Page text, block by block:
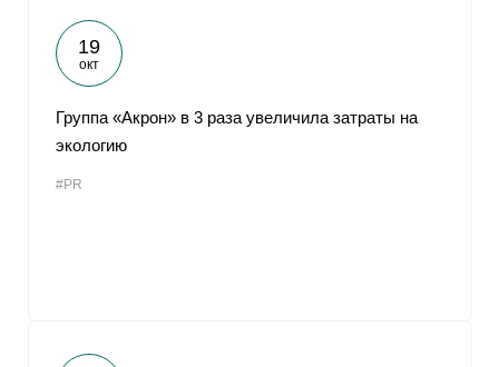
19
окт
Группа «Акрон» в 3 раза увеличила затраты на
экологию
#PR